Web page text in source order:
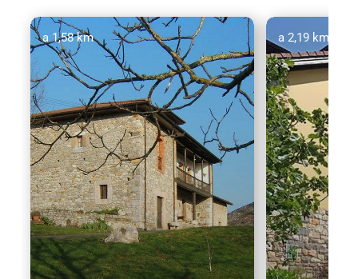
a 1,58 km a 2,19 km